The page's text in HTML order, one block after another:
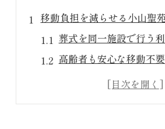
移動負担を減らせる小山聖
葬式を同一施設で行う
高齢者も安心な移動不
参列者に優しい葬式の